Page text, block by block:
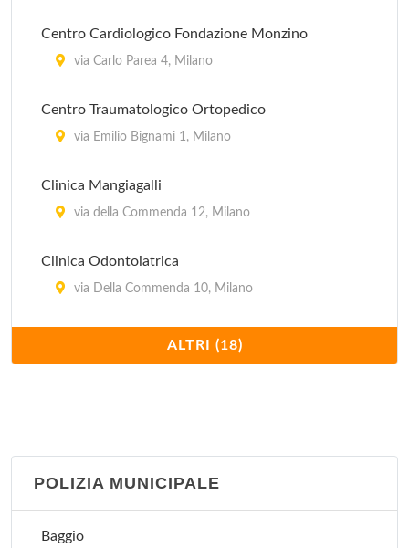
Centro Cardiologico Fondazione Monzino
via Carlo Parea 4, Milano
Centro Traumatologico Ortopedico
via Emilio Bignami 1, Milano
Clinica Mangiagalli
via della Commenda 12, Milano
Clinica Odontoiatrica
via Della Commenda 10, Milano
Clinica Pediatrica De Marchi
via della Commenda 9, Milano
Istituto Europeo Di Oncologia
ALTRI (18)
POLIZIA MUNICIPALE
Baggio